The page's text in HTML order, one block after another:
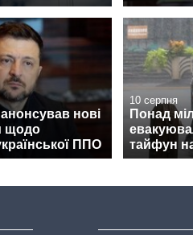
нові
щодо
ППО
10 серпня
Понад
тайфун